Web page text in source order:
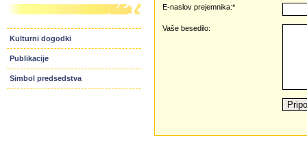
Kulturni dogodki
Publikacije
Simbol predsedstva
E-naslov prejemnika:*
Vaše besedilo: